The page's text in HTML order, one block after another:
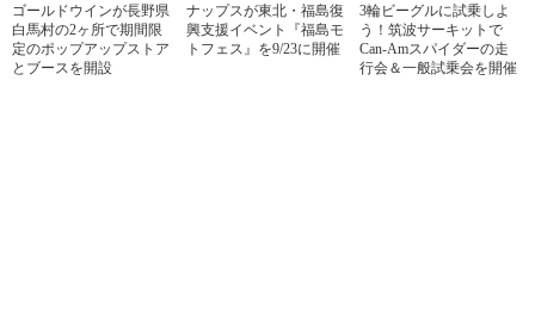
ゴールドウインが長野県
白馬村の2ヶ所で期間限
定のポップアップストア
とブースを開設
ナップスが東北・福島復
興支援イベント『福島モ
トフェス』を9/23に開催
3輪ビーグルに試乗しよ
う！筑波サーキットで
Can-Amスパイダーの走
行会＆一般試乗会を開催